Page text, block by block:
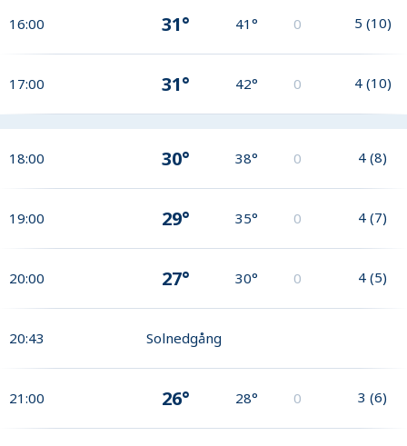
16:00 31° 41° 0 5 (10)
17:00 31° 42° 0 4 (10)
18:00 30° 38° 0 4 (8)
19:00 29° 35° 0 4 (7)
20:00 27° 30° 0 4 (5)
20:43 Solnedgång
21:00 26° 28° 0 3 (6)